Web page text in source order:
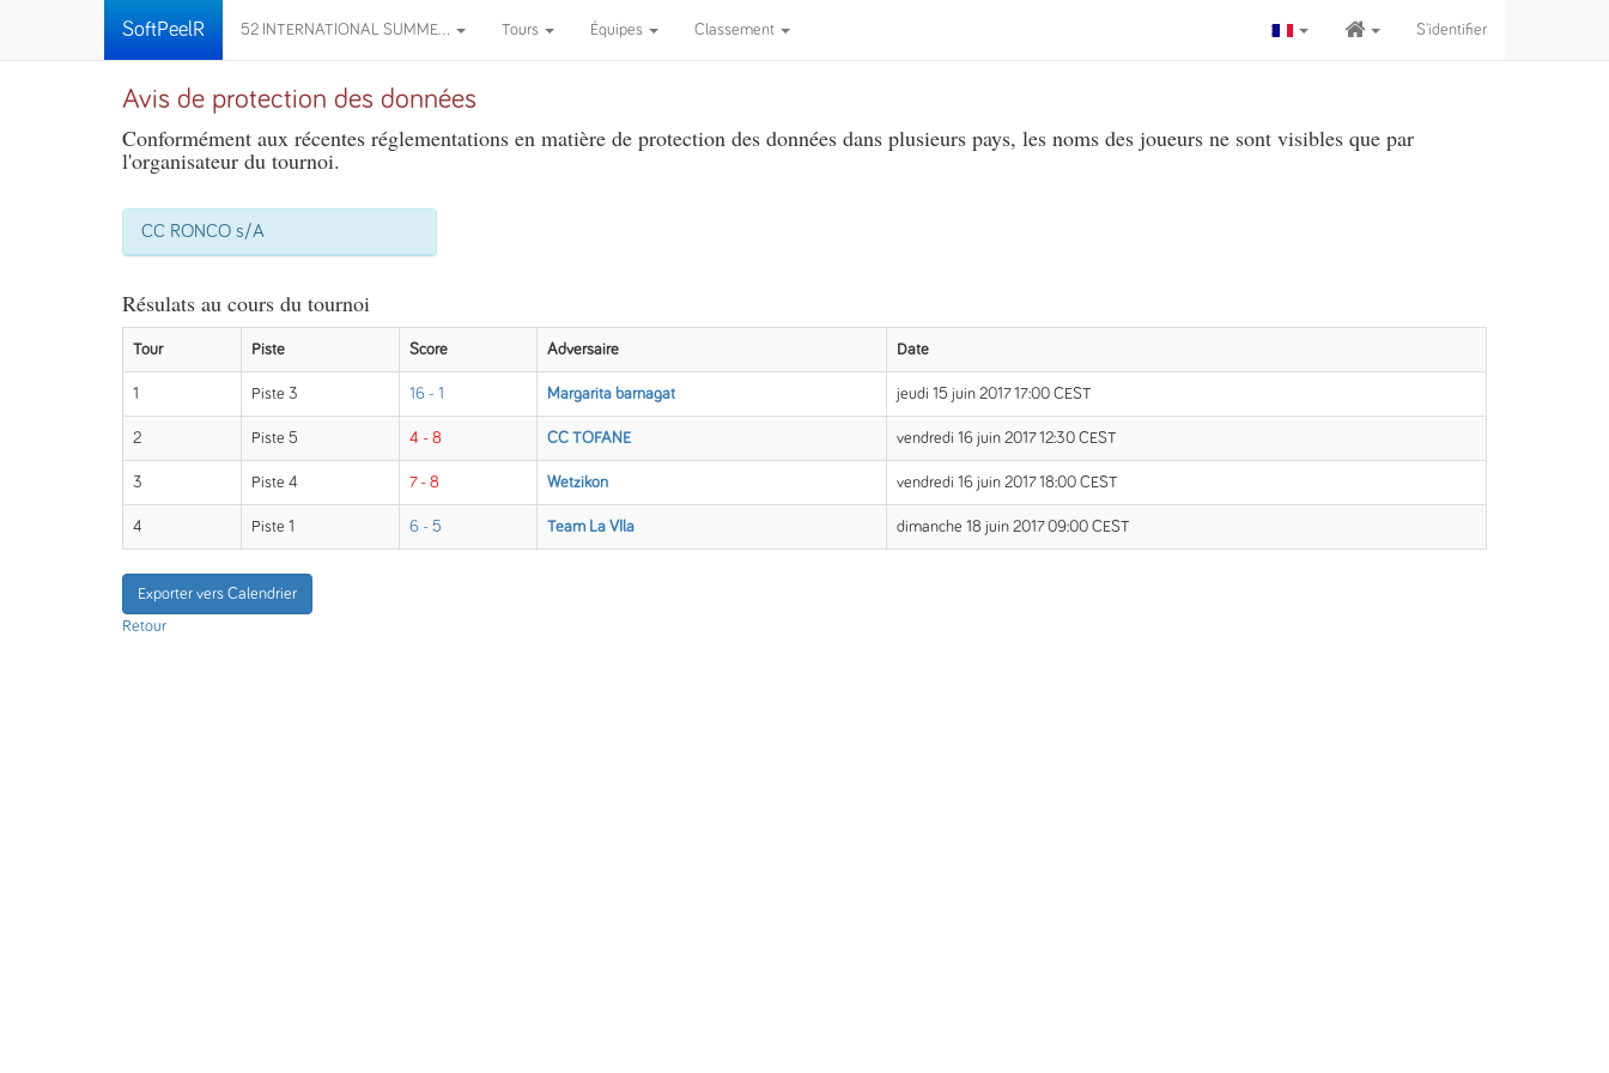
SoftPeelR 52 INTERNATIONAL SUMME... Tours Équipes Classement S'identifier
Avis de protection des données
Conformément aux récentes réglementations en matière de protection des données dans plusieurs pays, les noms des joueurs ne sont visibles que par
l'organisateur du tournoi.
CC RONCO s/A
Résulats au cours du tournoi
Tour Piste Score Adversaire Date
1 Piste 3 16 - 1 Margarita barnagat jeudi 15 juin 2017 17:00 CEST
2 Piste 5 4 - 8 CC TOFANE vendredi 16 juin 2017 12:30 CEST
3 Piste 4 7 - 8 Wetzikon vendredi 16 juin 2017 18:00 CEST
4 Piste 1 6 - 5 Team La VIla dimanche 18 juin 2017 09:00 CEST
Exporter vers Calendrier
Retour